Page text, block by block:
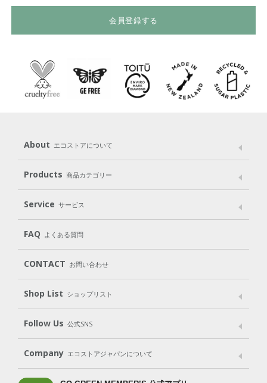
会員登録する
About エコストアについて
メッセージ ブランドストーリー
パッケージへのこだわり
動物実験をしない
Products 商品カテゴリー
Laundry
Cleaning Baby Kids
Body（ボディ） Hair（ヘア） Oral care（オーラルケア）
Goods （グッズ）
Gift set
Service サービス
User Guide
Subscription（定期便）
FAQ よくある質問
CONTACT お問い合わせ
Shop List ショップリスト
Shop List
Follow Us 公式SNS
LINE＠ Instagram Facebook
Company エコストアジャパンについて
会社案内 ご利用規約 プライバシーポリシー